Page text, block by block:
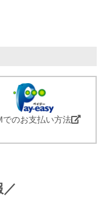
でのお支払い方法
／